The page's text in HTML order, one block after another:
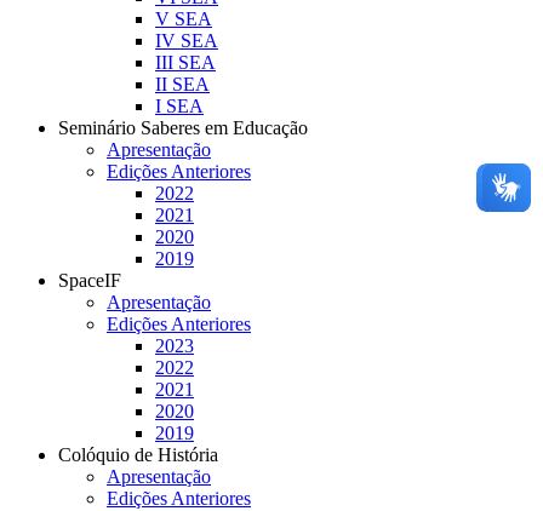
V SEA
IV SEA
III SEA
II SEA
I SEA
Seminário Saberes em Educação
Apresentação
Edições Anteriores
2022
2021
2020
2019
SpaceIF
Apresentação
Edições Anteriores
2023
2022
2021
2020
2019
Colóquio de História
Apresentação
Edições Anteriores